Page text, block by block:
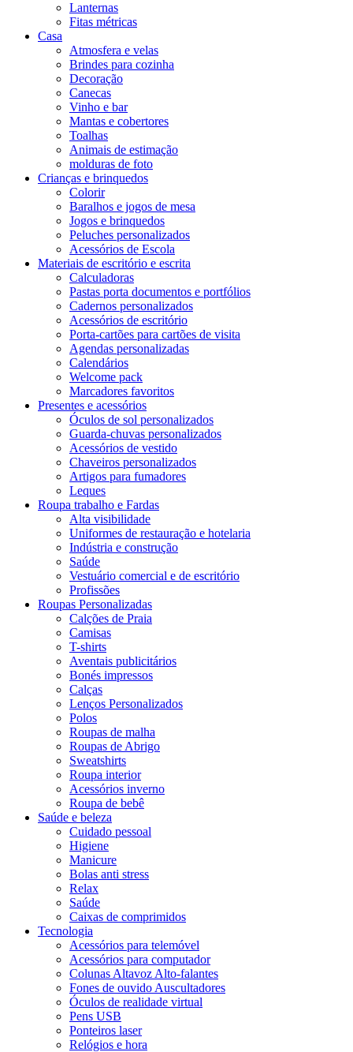
Lanternas
Fitas métricas
Casa
Atmosfera e velas
Brindes para cozinha
Decoração
Canecas
Vinho e bar
Mantas e cobertores
Toalhas
Animais de estimação
molduras de foto
Crianças e brinquedos
Colorir
Baralhos e jogos de mesa
Jogos e brinquedos
Peluches personalizados
Acessórios de Escola
Materiais de escritório e escrita
Calculadoras
Pastas porta documentos e portfólios
Cadernos personalizados
Acessórios de escritório
Porta-cartões para cartões de visita
Agendas personalizadas
Calendários
Welcome pack
Marcadores favoritos
Presentes e acessórios
Óculos de sol personalizados
Guarda-chuvas personalizados
Acessórios de vestido
Chaveiros personalizados
Artigos para fumadores
Leques
Roupa trabalho e Fardas
Alta visibilidade
Uniformes de restauração e hotelaria
Indústria e construção
Saúde
Vestuário comercial e de escritório
Profissões
Roupas Personalizadas
Calções de Praia
Camisas
T-shirts
Aventais publicitários
Bonés impressos
Calças
Lenços Personalizados
Polos
Roupas de malha
Roupas de Abrigo
Sweatshirts
Roupa interior
Acessórios inverno
Roupa de bebê
Saúde e beleza
Cuidado pessoal
Higiene
Manicure
Bolas anti stress
Relax
Saúde
Caixas de comprimidos
Tecnologia
Acessórios para telemóvel
Acessórios para computador
Colunas Altavoz Alto-falantes
Fones de ouvido Auscultadores
Óculos de realidade virtual
Pens USB
Ponteiros laser
Relógios e hora